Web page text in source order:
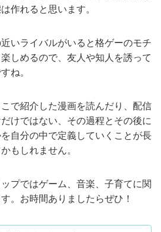
作れると思います。
いライバルがいると格ゲーのモチ
しめるので、友人や知人を誘って
ね。
で紹介した漫画を読んだり、配信
けではない、その過程とその後に
自分の中で定義していくことが長
もしれません。
プではゲーム、音楽、子育てに関
。お時間ありましたらぜひ！